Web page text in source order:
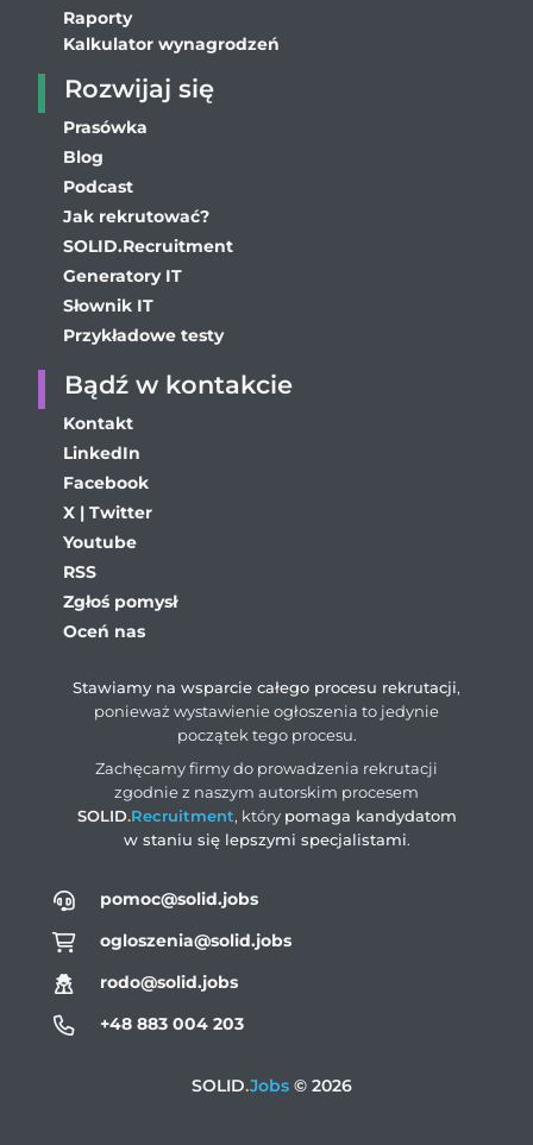
pomoc@solid.jobs
ogloszenia@solid.jobs
rodo@solid.jobs
+48 883 004 203
SOLID.Jobs© 2026
Raporty
Kalkulator wynagrodzeń
Rozwijaj się
Prasówka
Blog
Podcast
Jak rekrutować?
SOLID.Recruitment
Generatory IT
Słownik IT
Przykładowe testy
Bądź w kontakcie
Kontakt
LinkedIn
Facebook
X | Twitter
Youtube
RSS
Zgłoś pomysł
Oceń nas
Stawiamy na wsparcie całego procesu rekrutacji,
ponieważ wystawienie ogłoszenia to jedynie
początek tego procesu.
Zachęcamy firmy do prowadzenia rekrutacji
zgodnie z naszym autorskim procesem
SOLID.Recruitment, który pomaga kandydatom
w staniu się lepszymi specjalistami.